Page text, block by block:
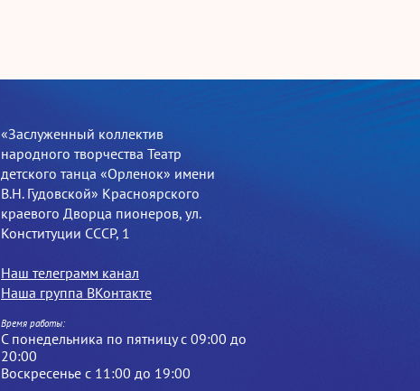
«Заслуженный коллектив
народного творчества Театр
детского танца «Орленок» имени
В.Н. Гудовской» Красноярского
краевого Дворца пионеров, ул.
Конституции СССР, 1
Наш телеграмм канал
Наша группа ВКонтакте
Время работы:
С понедельника по пятницу с 09:00 до
20:00
Воскресенье с 11:00 до 19:00